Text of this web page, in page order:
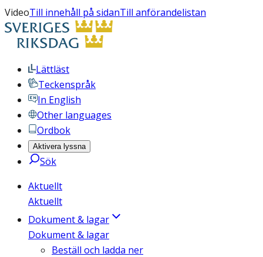
VideoTill innehåll på sidanTill anförandelistan
Lättläst
Teckenspråk
In English
Other languages
Ordbok
Aktivera lyssna
Sök
Aktuellt
Aktuellt
Dokument & lagar
Dokument & lagar
Beställ och ladda ner